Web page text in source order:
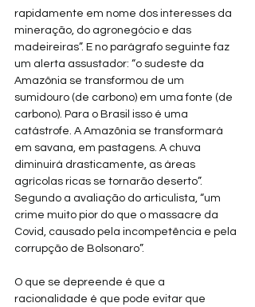
rapidamente em nome dos interesses da
mineração, do agronegócio e das
madeireiras”. E no parágrafo seguinte faz
um alerta assustador: “o sudeste da
Amazônia se transformou de um
sumidouro (de carbono) em uma fonte (de
carbono). Para o Brasil isso é uma
catástrofe. A Amazônia se transformará
em savana, em pastagens. A chuva
diminuirá drasticamente, as áreas
agrícolas ricas se tornarão deserto”.
Segundo a avaliação do articulista, “um
crime muito pior do que o massacre da
Covid, causado pela incompetência e pela
corrupção de Bolsonaro”.
O que se depreende é que a
racionalidade é que pode evitar que